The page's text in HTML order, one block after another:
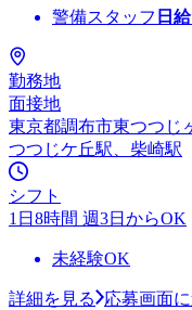
警備スタッフ 日給
勤務地
面接地
東京都調布市東つつじ
つつじケ丘駅、柴崎駅
シフト
1日8時間 週3日からOK
未経験OK
詳細を見る
応募画面